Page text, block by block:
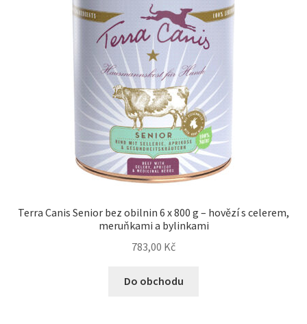
Terra Canis Senior bez obilnin 6 x 800 g – hovězí s celerem,
meruňkami a bylinkami
783,00 Kč
Do obchodu